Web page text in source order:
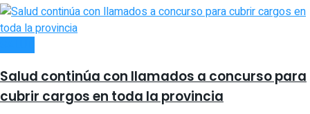
Salud continúa con llamados a concurso para
cubrir cargos en toda la provincia